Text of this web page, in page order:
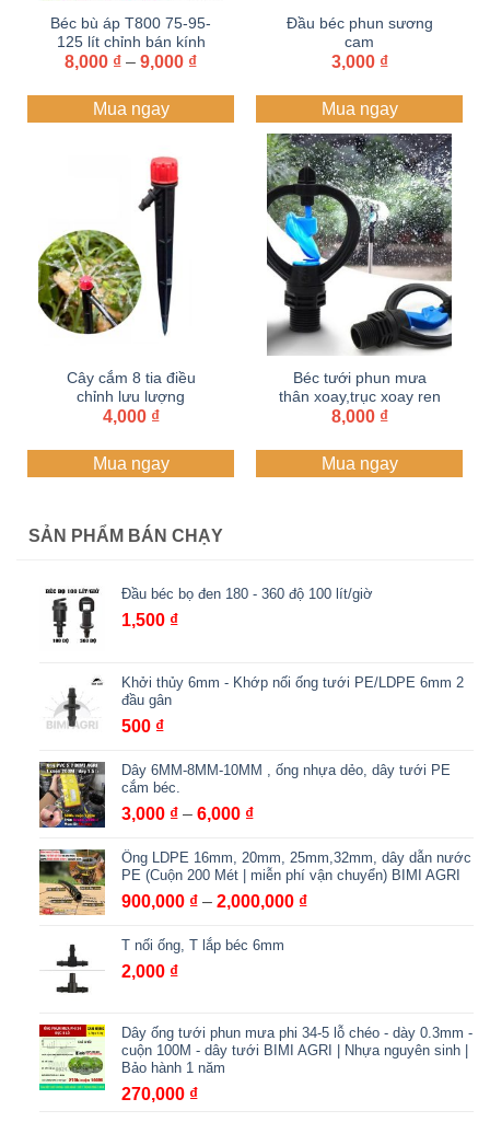
Béc bù áp T800 75-95-
125 lít chỉnh bán kính
từ 1-3 mét
8,000 ₫ – 9,000 ₫Khoảng
từ
Mua ngay
Đầu béc phun sương
cam
3,000 ₫
Mua ngay
Cây cắm 8 tia điều
chỉnh lưu lượng
4,000 ₫
Mua ngay
Béc tưới phun mưa
thân xoay,trục xoay ren
ngoài 21 | Béc cánh
8,000 ₫
Mua ngay
SẢN PHẨM BÁN CHẠY
Đầu béc bọ đen 180 - 360 độ 100 lít/giờ
1,500 ₫
Khởi thủy 6mm - Khớp nối ống tưới PE/LDPE 6mm 2
đầu gân
500 ₫
Dây 6MM-8MM-10MM , ống nhựa dẻo, dây tưới PE
cắm béc.
3,000 ₫ – 6,000 ₫Khoảng
từ
3,000 ₫
đến
Ống LDPE 16mm, 20mm, 25mm,32mm, dây dẫn nước
PE (Cuộn 200 Mét | miễn phí vận chuyển) BIMI AGRI
900,000 ₫ – 2,000,000 ₫Khoảng
T nối ống, T lắp béc 6mm
2,000 ₫
Dây ống tưới phun mưa phi 34-5 lỗ chéo - dày 0.3mm -
cuộn 100M - dây tưới BIMI AGRI | Nhựa nguyên sinh |
Bảo hành 1 năm
270,000 ₫